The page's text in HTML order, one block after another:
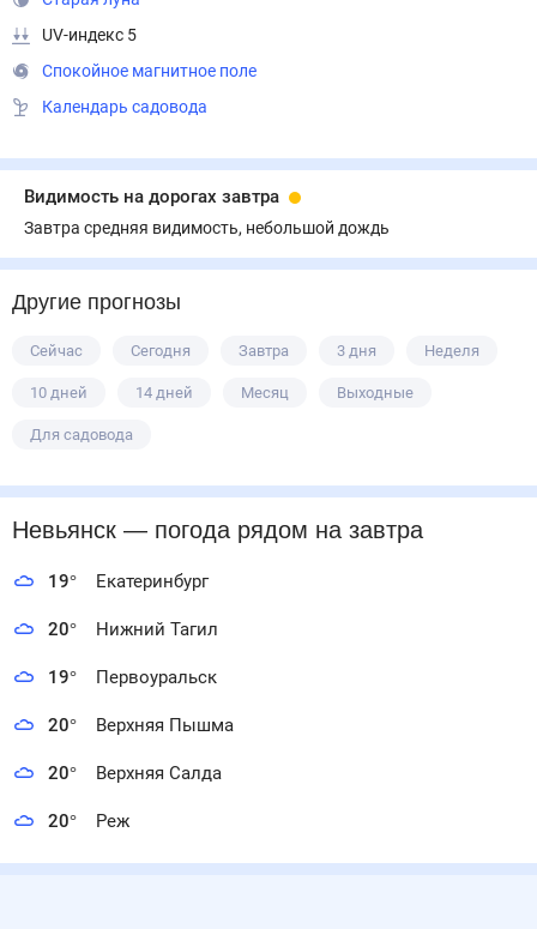
UV-индекс 5
Спокойное магнитное поле
Календарь садовода
Видимость на дорогах завтра
Завтра средняя видимость, небольшой дождь
Другие прогнозы
Сейчас Сегодня Завтра 3 дня Неделя
10 дней 14 дней Месяц Выходные
Для садовода
Невьянск— погода рядомна завтра
19° Екатеринбург
20° Нижний Тагил
19° Первоуральск
20° Верхняя Пышма
20° Верхняя Салда
20° Реж